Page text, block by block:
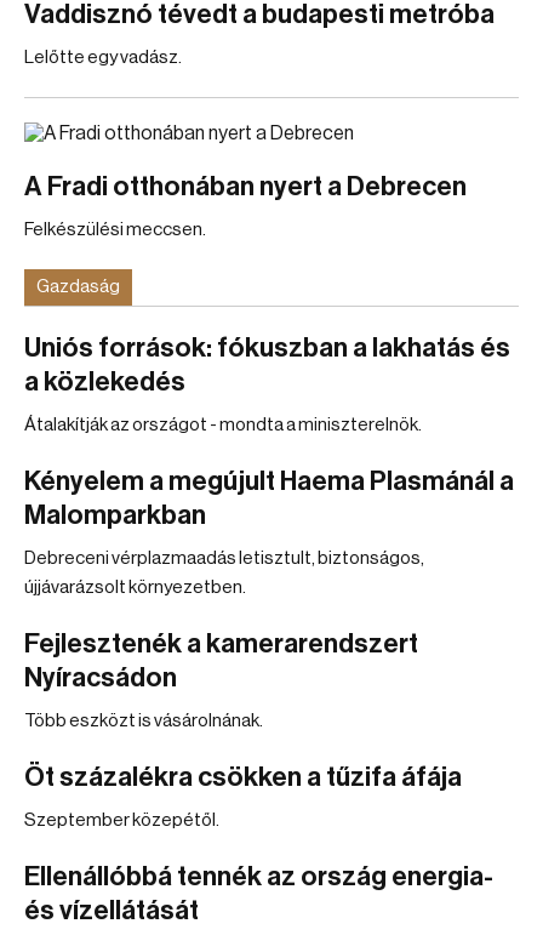
Vaddisznó tévedt a budapesti metróba
Lelőtte egy vadász.
A Fradi otthonában nyert a Debrecen
Felkészülési meccsen.
Gazdaság
Uniós források: fókuszban a lakhatás és
a közlekedés
Átalakítják az országot - mondta a miniszterelnök.
Kényelem a megújult Haema Plasmánál a
Malomparkban
Debreceni vérplazmaadás letisztult, biztonságos,
újjávarázsolt környezetben.
Fejlesztenék a kamerarendszert
Nyíracsádon
Több eszközt is vásárolnának.
Öt százalékra csökken a tűzifa áfája
Szeptember közepétől.
Ellenállóbbá tennék az ország energia-
és vízellátását